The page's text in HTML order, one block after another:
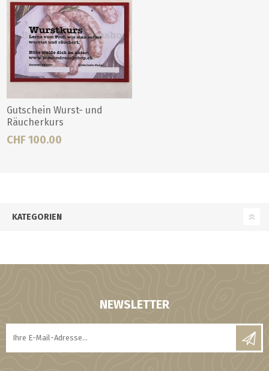
Gutschein Wurst- und
Räucherkurs
CHF 100.00
KATEGORIEN
NEWSLETTER